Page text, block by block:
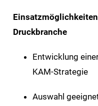
Druckbranche
Entwicklung
KAM-Strategie
Auswahl